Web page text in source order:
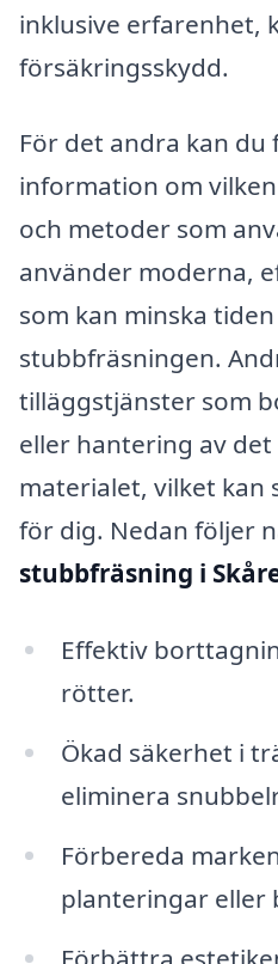
inklusive erfarenhet,
försäkringsskydd.
För det andra kan du
information om
och metoder som
använder moderna,
som kan minska
stubbfräsningen.
tilläggstjänster som
eller hantering av
materialet, vilket kan
för dig. Nedan följer
stubbfräsning i
Effektiv
rötter.
Ökad säkerhet i
eliminera
Förbereda
planteringar eller